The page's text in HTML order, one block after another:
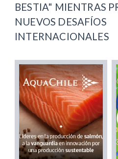
BESTIA" MIENTRAS
NUEVOS DESAFÍOS
INTERNACIONALES